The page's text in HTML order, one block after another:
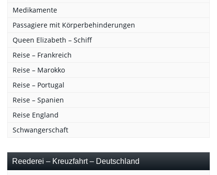
Medikamente
Passagiere mit Körperbehinderungen
Queen Elizabeth – Schiff
Reise – Frankreich
Reise – Marokko
Reise – Portugal
Reise – Spanien
Reise England
Schwangerschaft
Reederei – Kreuzfahrt – Deutschland